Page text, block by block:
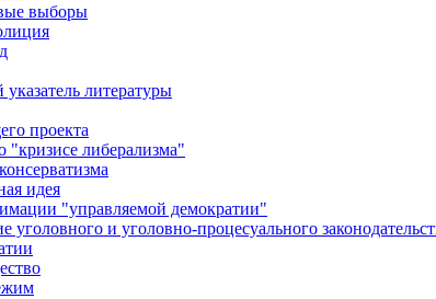
выборы
литературы
проекта
"кризисе либерализма"
идея
"управляемой демократии"
уголовного и уголовно-процесуального